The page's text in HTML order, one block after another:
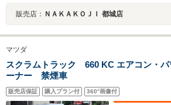
販売店： ＮＡＫＡＫＯＪＩ 都城店
マツダ
スクラムトラック 660 KC エアコン・
ーナー 禁煙車
販売店保証 購入プラン付 360°画像付